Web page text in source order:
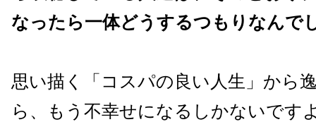
なったら一体どうするつもりなんで
思い描く「コスパの良い人生」から
ら、もう不幸せになるしかないです